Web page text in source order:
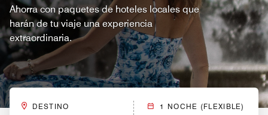
Ahorra con paquetes de hoteles locales que
harán de tu viaje una experiencia
extraordinaria.
DESTINO 1 NOCHE (FLEXIBLE)